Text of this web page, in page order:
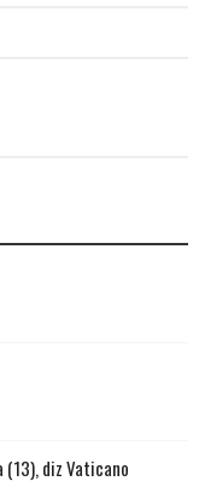
(13), diz Vaticano